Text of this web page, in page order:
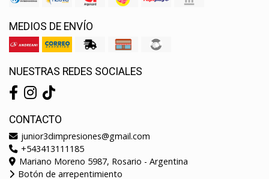
MEDIOS DE ENVÍO
NUESTRAS REDES SOCIALES
CONTACTO
junior3dimpresiones@gmail.com
+543413111185
Mariano Moreno 5987, Rosario - Argentina
Botón de arrepentimiento